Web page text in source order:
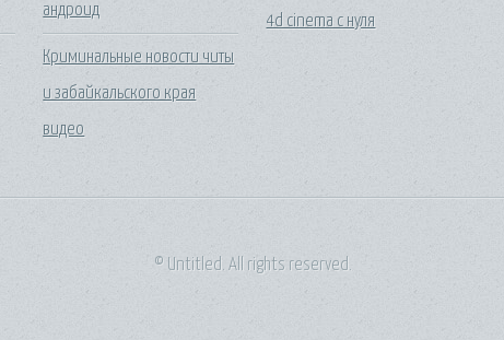
андроид
Криминальные новости читы
и забайкальского края
видео
4d cinema с нуля
© Untitled. All rights reserved.